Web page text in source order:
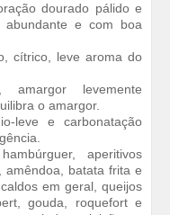
dourado pálido e
abundante e com boa
cítrico, leve aroma do
levemente
o amargor.
leve e carbonatação
aperitivos
amêndoa, batata frita e
em geral, queijos
gouda, roquefort e